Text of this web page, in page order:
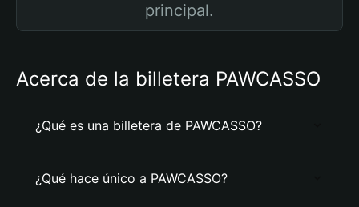
principal.
Acerca de la billetera PAWCASSO
¿Qué es una billetera de PAWCASSO?
¿Qué hace único a PAWCASSO?